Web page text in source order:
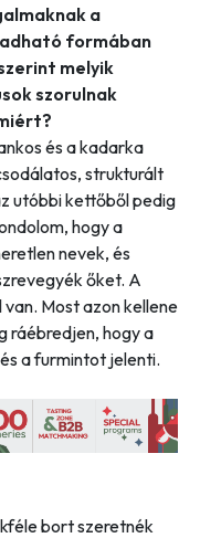
a
formában
melyik
szorulnak
és a kadarka
strukturált
utóbbi kettőből pedig
hogy a
nevek, és
őket. A
Most azon kellene
ráébredjen, hogy a
a furmintot jelenti.
bort szeretnék